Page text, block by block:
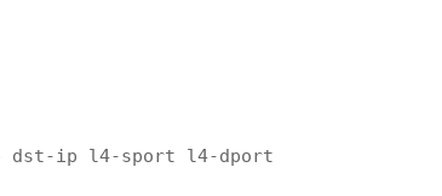
dst-ip l4-sport l4-dport